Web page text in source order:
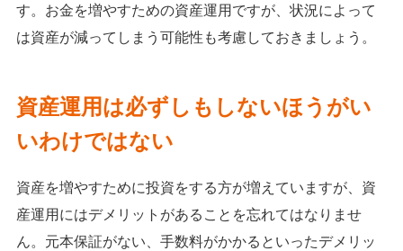
す。お金を増やすための資産運用ですが、状況によって
は資産が減ってしまう可能性も考慮しておきましょう。
資産運用は必ずしもしないほうがい
いわけではない
資産を増やすために投資をする方が増えていますが、資
産運用にはデメリットがあることを忘れてはなりませ
ん。元本保証がない、手数料がかかるといったデメリッ